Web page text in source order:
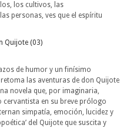
los cultivos, las
personas, ves que el espíritu
de humor y un finísimo
las aventuras de don Quijote
novela que, por imaginaria,
cervantista en su breve prólogo
simpatía, emoción, lucidez y
del Quijote que suscita y